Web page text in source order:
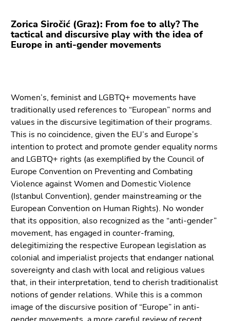
Link.
Zum
Zur
Positionsanzeige
(Zugriffstaste
2)
Zur
Hauptnavigation
(Zugriffstaste
3)
Zu
den
Zusatzinformationen
(Zugriffstaste
5)
Zu
den
Seiteneinstellungen
(Benutzer/Sprache)
(Zugriffstaste
Zorica Siročić (Graz): From foe to ally? The
tactical and discursive play with the idea of
Europe in anti-gender movements
Women’s, feminist and LGBTQ+ movements have
traditionally used references to “European” norms and
values in the discursive legitimation of their programs.
This is no coincidence, given the EU’s and Europe’s
intention to protect and promote gender equality norms
and LGBTQ+ rights (as exemplified by the Council of
Europe Convention on Preventing and Combating
Violence against Women and Domestic Violence
(Istanbul Convention), gender mainstreaming or the
European Convention on Human Rights). No wonder
that its opposition, also recognized as the “anti-gender”
movement, has engaged in counter-framing,
delegitimizing the respective European legislation as
colonial and imperialist projects that endanger national
sovereignty and clash with local and religious values
that, in their interpretation, tend to cherish traditionalist
notions of gender relations. While this is a common
image of the discursive position of “Europe” in anti-